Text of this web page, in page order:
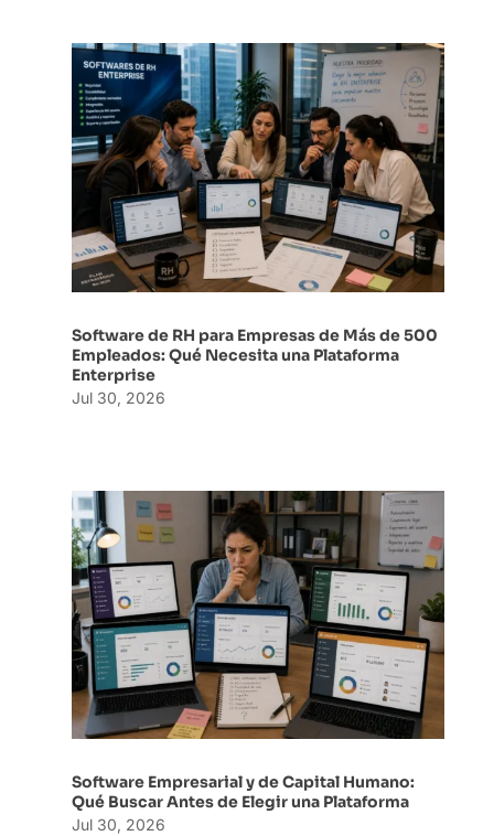
Software de RH para Empresas de Más de 500
Empleados: Qué Necesita una Plataforma
Enterprise
Jul 30, 2026
Software Empresarial y de Capital Humano:
Qué Buscar Antes de Elegir una Plataforma
Jul 30, 2026